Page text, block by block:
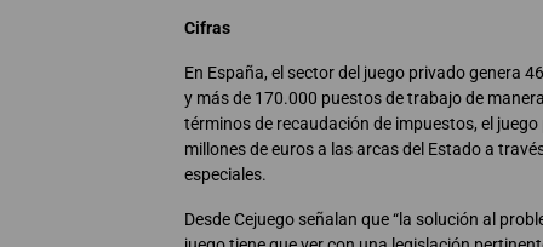
Cifras
En España, el sector del juego privado genera
y más de 170.000 puestos de trabajo de
términos de recaudación de impuestos, el
millones de euros a las arcas del Estado a
especiales.
Desde Cejuego señalan que “la solución al